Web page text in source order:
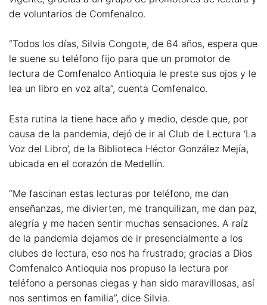
de voluntarios de Comfenalco.
“Todos los días, Silvia Congote, de 64 años, espera que
le suene su teléfono fijo para que un promotor de
lectura de Comfenalco Antioquia le preste sus ojos y le
lea un libro en voz alta”, cuenta Comfenalco.
Esta rutina la tiene hace año y medio, desde que, por
causa de la pandemia, dejó de ir al Club de Lectura ‘La
Voz del Libro’, de la Biblioteca Héctor González Mejía,
ubicada en el corazón de Medellín.
“Me fascinan estas lecturas por teléfono, me dan
enseñanzas, me divierten, me tranquilizan, me dan paz,
alegría y me hacen sentir muchas sensaciones. A raíz
de la pandemia dejamos de ir presencialmente a los
clubes de lectura, eso nos ha frustrado; gracias a Dios
Comfenalco Antioquia nos propuso la lectura por
teléfono a personas ciegas y han sido maravillosas, así
nos sentimos en familia”, dice Silvia.